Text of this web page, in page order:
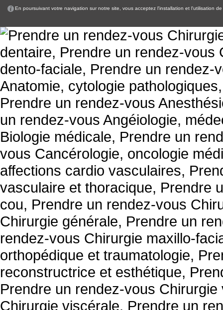
En poursuivant votre navigation sur notre site, vous acceptez l'installation et l'utilisation